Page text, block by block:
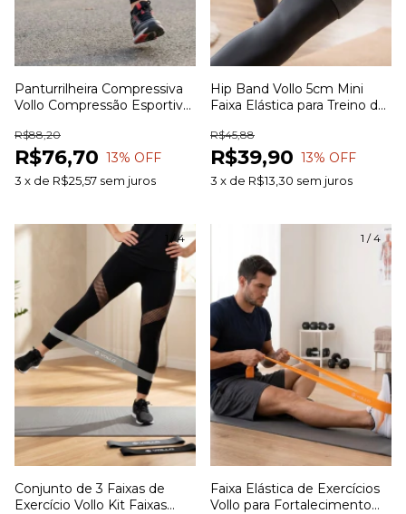
Panturrilheira Compressiva
Vollo Compressão Esportiva
e Recuperação Muscular
R$76,70
R$88,20
13% OFF
3 x de R$25,57 sem juros
Hip Band Vollo 5cm Mini
Faixa Elástica para Treino de
Exercícios Funcionais
R$39,90
R$45,88
13% OFF
3 x de R$13,30 sem juros
/4
Conjunto de 3 Faixas de
Exercício Vollo Kit Faixas
1 /4
Faixa Elástica de Exercícios
Vollo para Fortalecimento